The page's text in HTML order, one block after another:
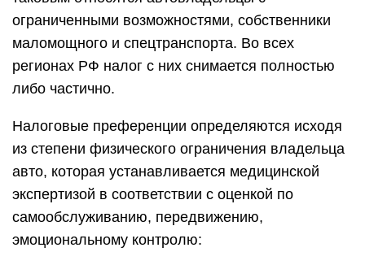
ограниченными возможностями, собственники
маломощного и спецтранспорта. Во всех
регионах РФ налог с них снимается полностью
либо частично.
Налоговые преференции определяются исходя
из степени физического ограничения владельца
авто, которая устанавливается медицинской
экспертизой в соответствии с оценкой по
самообслуживанию, передвижению,
эмоциональному контролю: